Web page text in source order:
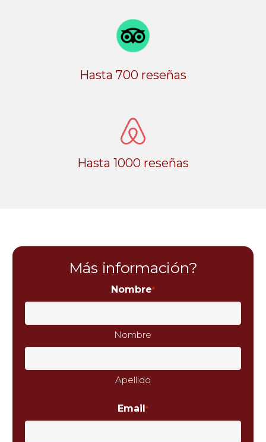
Hasta 700 reseñas
Hasta 1000 reseñas
Más información?
Nombre*
Nombre
Apellido
Email *